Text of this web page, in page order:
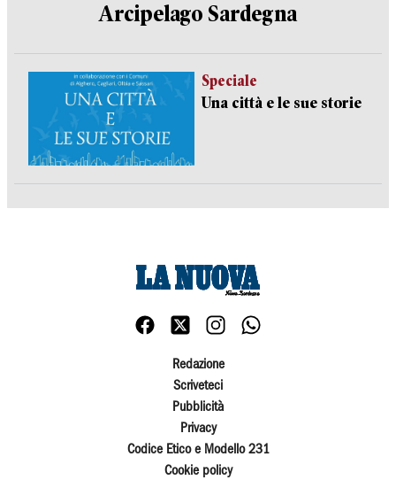
Arcipelago Sardegna
Speciale
Una città e le sue storie
Redazione
Scriveteci
Pubblicità
Privacy
Codice Etico e Modello 231
Cookie policy